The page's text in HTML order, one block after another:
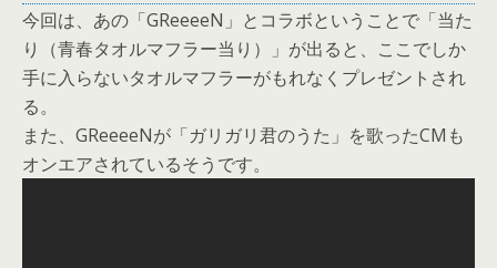
今回は、あの「GReeeeN」とコラボということで「当た
り（青春タオルマフラー当り）」が出ると、ここでしか
手に入らないタオルマフラーがもれなくプレゼントされ
る。
また、GReeeeNが「ガリガリ君のうた」を歌ったCMも
オンエアされているそうです。